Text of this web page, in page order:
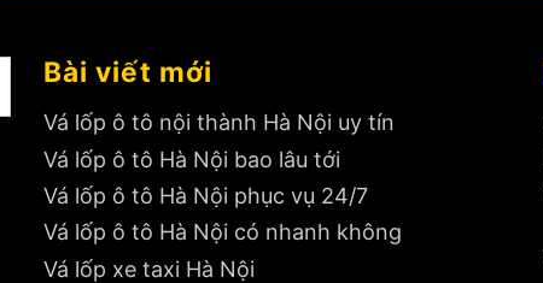
Bài viết mới
Vá lốp ô tô nội thành Hà Nội uy tín
Vá lốp ô tô Hà Nội bao lâu tới
Vá lốp ô tô Hà Nội phục vụ 24/7
Vá lốp ô tô Hà Nội có nhanh không
Vá lốp xe taxi Hà Nội